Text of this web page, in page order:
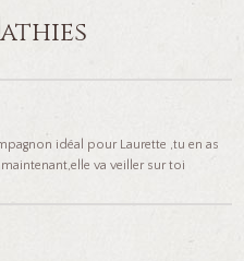
idéal pour Laurette ,tu en as
va veiller sur toi